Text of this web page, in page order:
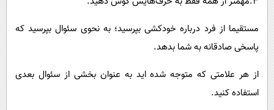
مستقیما از فرد درباره خودکشی بپرسید؛ به نحوی سئوال بپرسید که
پاسخی صادقانه به شما بدهد.
از هر علامتی که متوجه شده اید به عنوان بخشی از سئوال بعدی
استفاده کنید.